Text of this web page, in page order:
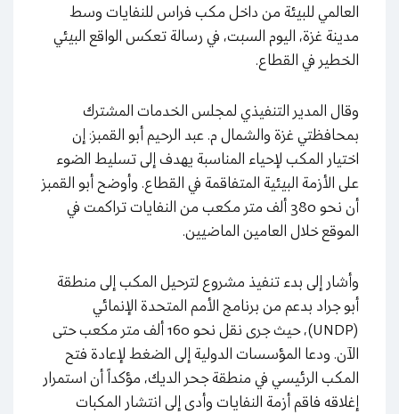
العالمي للبيئة من داخل مكب فراس للنفايات وسط
مدينة غزة، اليوم السبت، في رسالة تعكس الواقع البيئي
الخطير في القطاع.
وقال المدير التنفيذي لمجلس الخدمات المشترك
بمحافظتي غزة والشمال م. عبد الرحيم أبو القمبز: إن
اختيار المكب لإحياء المناسبة يهدف إلى تسليط الضوء
على الأزمة البيئية المتفاقمة في القطاع. وأوضح أبو القمبز
أن نحو 380 ألف متر مكعب من النفايات تراكمت في
الموقع خلال العامين الماضيين.
وأشار إلى بدء تنفيذ مشروع لترحيل المكب إلى منطقة
أبو جراد بدعم من برنامج الأمم المتحدة الإنمائي
(UNDP)، حيث جرى نقل نحو 160 ألف متر مكعب حتى
الآن. ودعا المؤسسات الدولية إلى الضغط لإعادة فتح
المكب الرئيسي في منطقة جحر الديك، مؤكداً أن استمرار
إغلاقه فاقم أزمة النفايات وأدى إلى انتشار المكبات